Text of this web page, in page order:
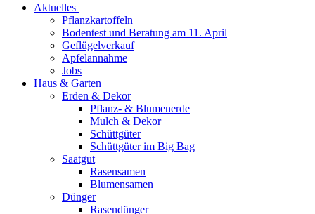
Aktuelles
Pflanzkartoffeln
Bodentest und Beratung am 11. April
Geflügelverkauf
Apfelannahme
Jobs
Haus & Garten
Erden & Dekor
Pflanz- & Blumenerde
Mulch & Dekor
Schüttgüter
Schüttgüter im Big Bag
Saatgut
Rasensamen
Blumensamen
Dünger
Rasendünger